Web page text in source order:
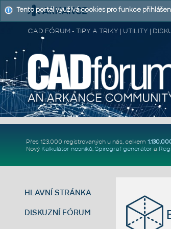
CAD FÓRUM - TIPY A TRIKY | UTILITY |
Přes 123.000 registrovaných u nás, celkem
Nový Kalkulátor nosníků, Spirograf generátor a
HLAVNÍ STRÁNKA
DISKUZNÍ FÓRUM
Tento portál využívá cookies pro funkce